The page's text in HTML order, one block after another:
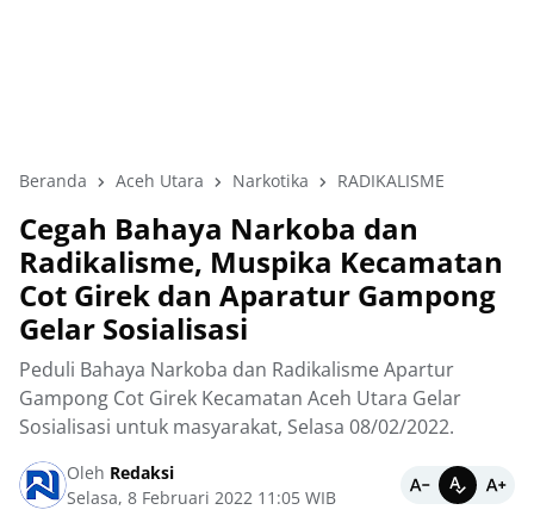
Beranda Aceh Utara Narkotika RADIKALISME
Cegah Bahaya Narkoba dan
Radikalisme, Muspika Kecamatan
Cot Girek dan Aparatur Gampong
Gelar Sosialisasi
Peduli Bahaya Narkoba dan Radikalisme Apartur
Gampong Cot Girek Kecamatan Aceh Utara Gelar
Sosialisasi untuk masyarakat, Selasa 08/02/2022.
Oleh Redaksi
Selasa, 8 Februari 2022 11:05 WIB